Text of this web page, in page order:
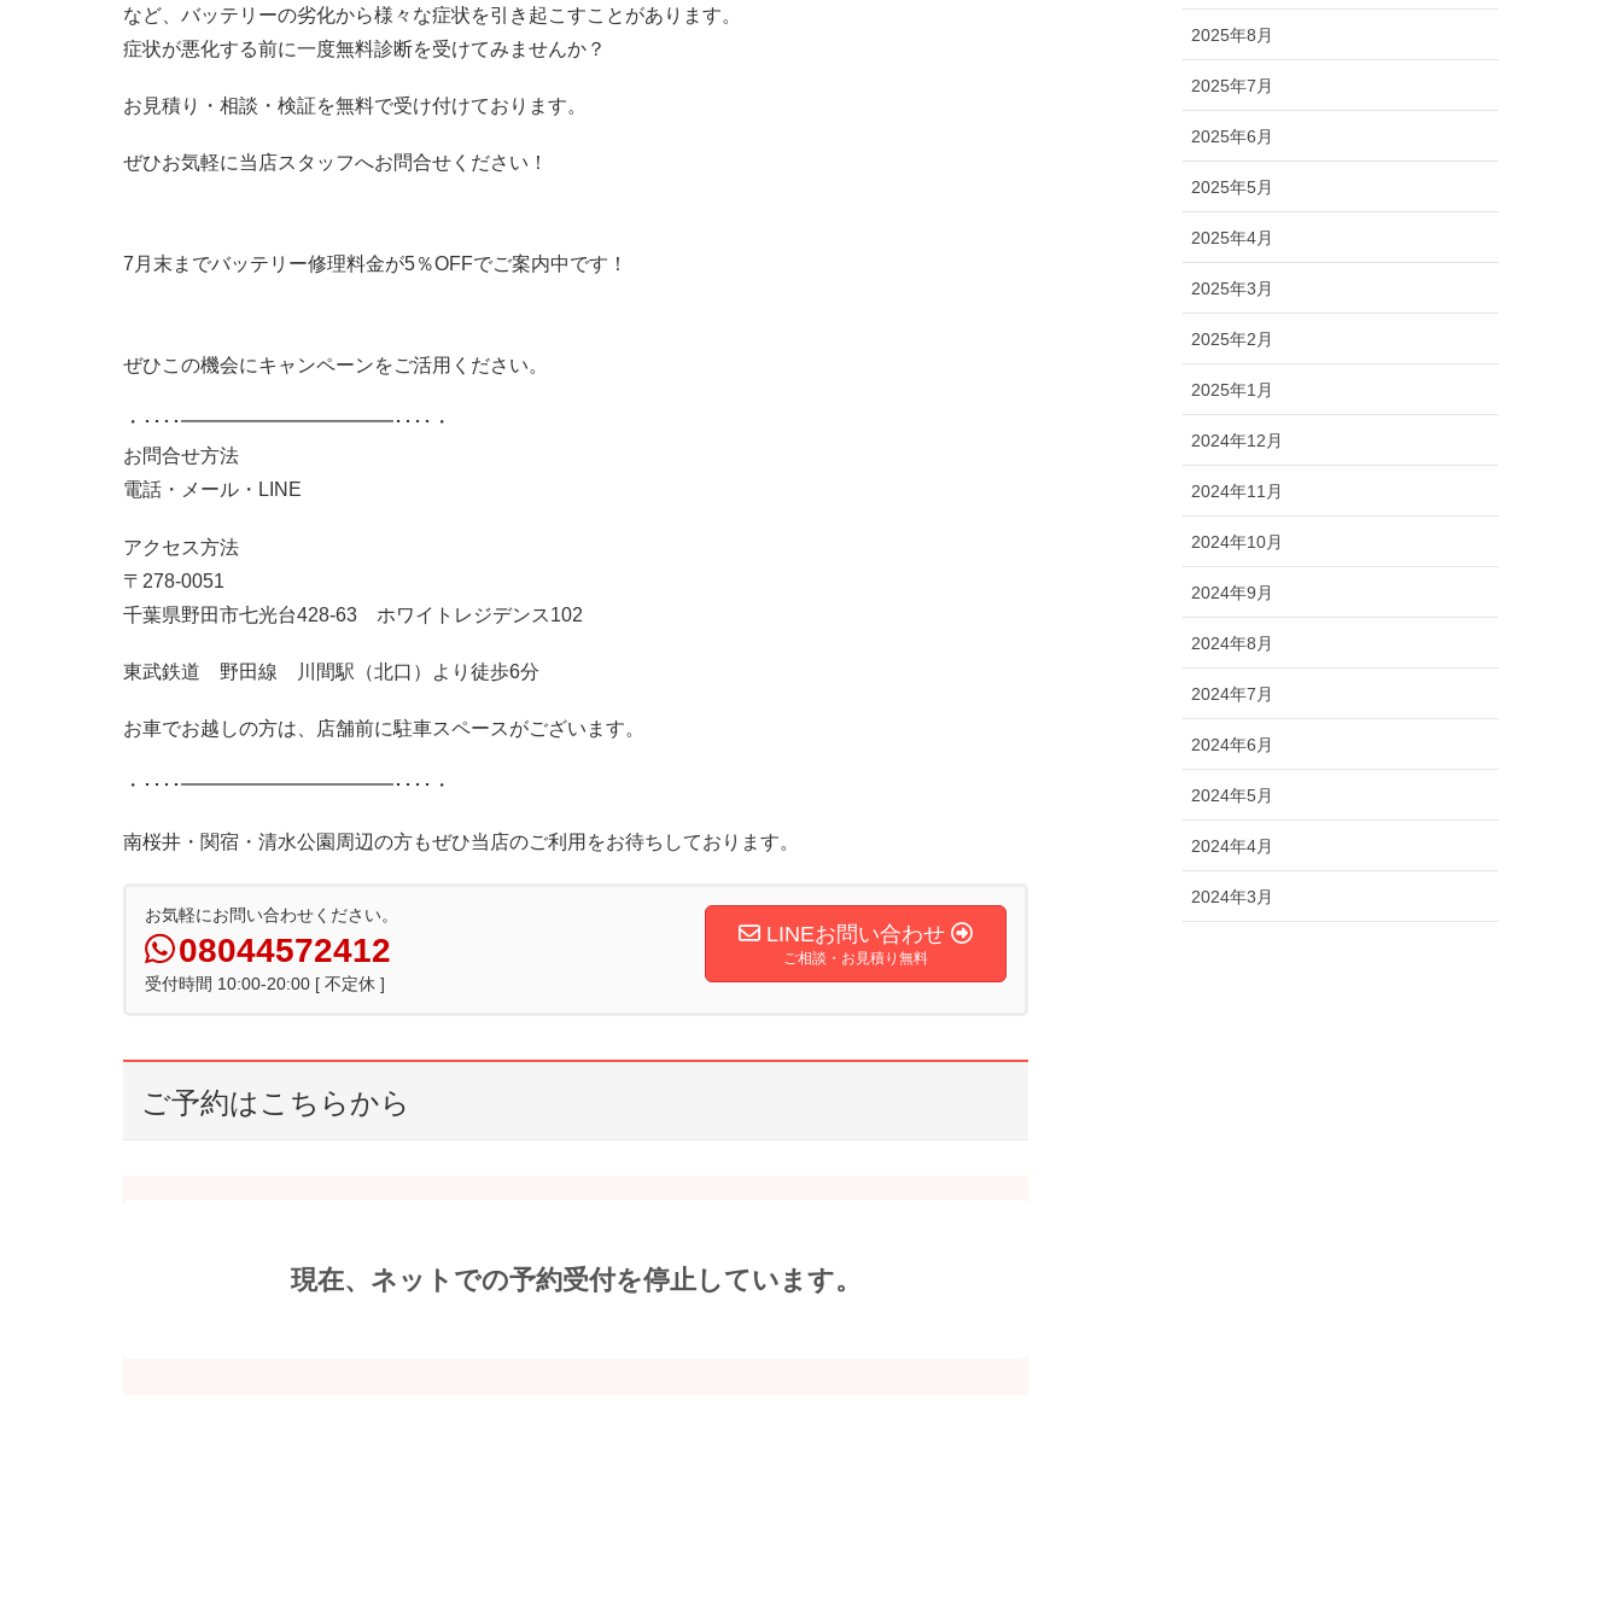
など、バッテリーの劣化から様々な症状を引き起こすことがあります。
症状が悪化する前に一度無料診断を受けてみませんか？
お見積り・相談・検証を無料で受け付けております。
ぜひお気軽に当店スタッフへお問合せください！
7月末までバッテリー修理料金が5％OFFでご案内中です！
ぜひこの機会にキャンペーンをご活用ください。
・････━━━━━━━━━━━････・
お問合せ方法
電話・メール・LINE
アクセス方法
〒278-0051
千葉県野田市七光台428-63 ホワイトレジデンス102
東武鉄道 野田線 川間駅（北口）より徒歩6分
お車でお越しの方は、店舗前に駐車スペースがございます。
・････━━━━━━━━━━━････・
南桜井・関宿・清水公園周辺の方もぜひ当店のご利用をお待ちしております。
お気軽にお問い合わせください。
08044572412
受付時間 10:00-20:00 [ 不定休 ]
LINEお問い合わせ
ご相談・お見積り無料
ご予約はこちらから
2025年8月
2025年7月
2025年6月
2025年5月
2025年4月
2025年3月
2025年2月
2025年1月
2024年12月
2024年11月
2024年10月
2024年9月
2024年8月
2024年7月
2024年6月
2024年5月
2024年4月
2024年3月